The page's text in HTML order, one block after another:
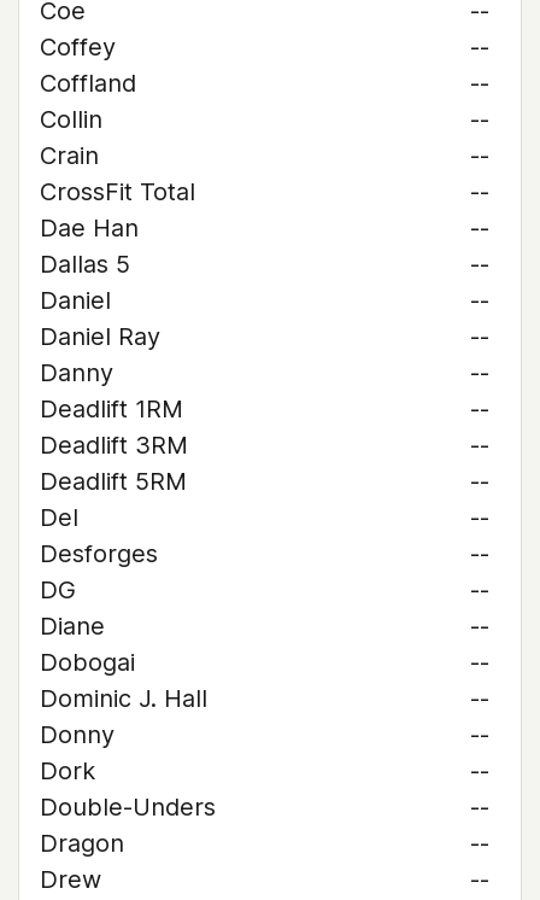
Coe
--
Coffey
--
Coffland
--
Collin
--
Crain
--
CrossFit Total
--
Dae Han
--
Dallas 5
--
Daniel
--
Daniel Ray
--
Danny
--
Deadlift 1RM
--
Deadlift 3RM
--
Deadlift 5RM
--
Del
--
Desforges
--
DG
--
Diane
--
Dobogai
--
Dominic J. Hall
--
Donny
--
Dork
--
Double-Unders
--
Dragon
--
Drew
--